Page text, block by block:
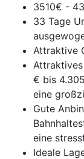
3510€ -
33 Tage
Attraktive
€ bis
eine
Gute
eine
Ideale